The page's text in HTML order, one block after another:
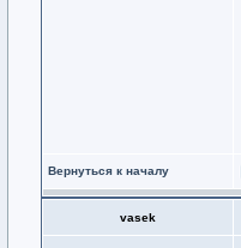
Вернуться к началу
vasek